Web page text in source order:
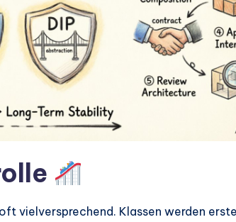
vielversprechend. Klassen werden